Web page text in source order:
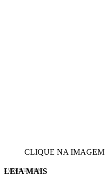
CLIQUE NA IMAGEM
EVINIS TALON
LEIA MAIS